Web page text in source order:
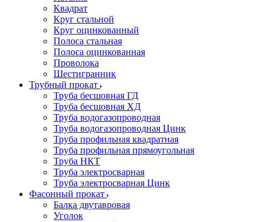
Квадрат
Круг стальной
Круг оцинкованный
Полоса стальная
Полоса оцинкованная
Проволока
Шестигранник
Трубный прокат
Труба бесшовная ГД
Труба бесшовная ХД
Труба водогазопроводная
Труба водогазопроводная Цинк
Труба профильная квадратная
Труба профильная прямоугольная
Труба НКТ
Труба электросварная
Труба электросварная Цинк
Фасонный прокат
Балка двутавровая
Уголок